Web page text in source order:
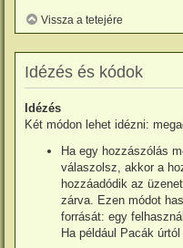
Vissza a tetejére
Idézés és kódok
Idézés
Két módon lehet idézni:
Ha egy hozzászólás
válaszolsz, akkor a
hozzáadódik az
zárva. Ezen módot
forrását: egy
Ha például Pacák